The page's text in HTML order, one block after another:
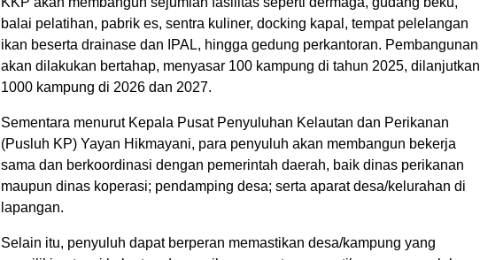
balai pelatihan, pabrik es, sentra kuliner, docking kapal, tempat pelelangan
ikan beserta drainase dan IPAL, hingga gedung perkantoran. Pembangunan
akan dilakukan bertahap, menyasar 100 kampung di tahun 2025, dilanjutkan
1000 kampung di 2026 dan 2027.
Sementara menurut Kepala Pusat Penyuluhan Kelautan dan Perikanan
(Pusluh KP) Yayan Hikmayani, para penyuluh akan membangun bekerja
sama dan berkoordinasi dengan pemerintah daerah, baik dinas perikanan
maupun dinas koperasi; pendamping desa; serta aparat desa/kelurahan di
lapangan.
Selain itu, penyuluh dapat berperan memastikan desa/kampung yang